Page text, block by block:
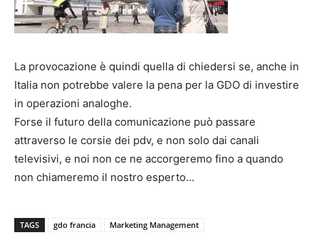
La provocazione è quindi quella di chiedersi se, anche in
Italia non potrebbe valere la pena per la GDO di investire
in operazioni analoghe.
Forse il futuro della comunicazione può passare
attraverso le corsie dei pdv, e non solo dai canali
televisivi, e noi non ce ne accorgeremo fino a quando
non chiameremo il nostro esperto…
TAGS gdo francia Marketing Management